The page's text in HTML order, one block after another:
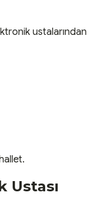
ustalarından
Ustası